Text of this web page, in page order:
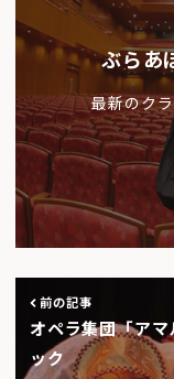
ぶらあ
最新のク
前の記事
オペラ集団「ア
ック